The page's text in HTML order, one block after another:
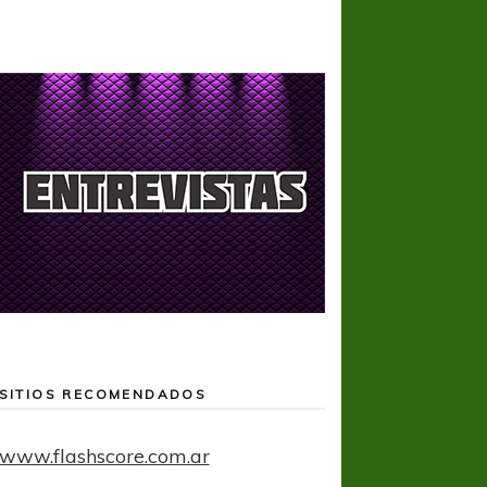
SITIOS RECOMENDADOS
www.flashscore.com.ar